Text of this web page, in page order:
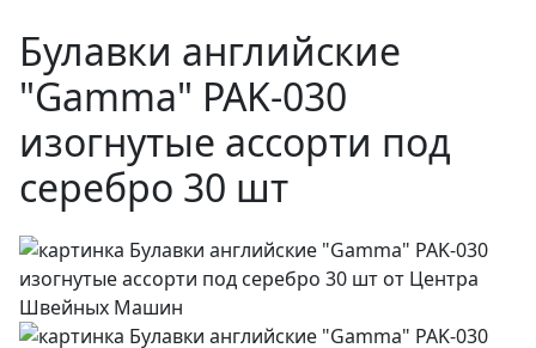
Булавки английские
"Gamma" PAK-030
изогнутые ассорти под
серебро 30 шт